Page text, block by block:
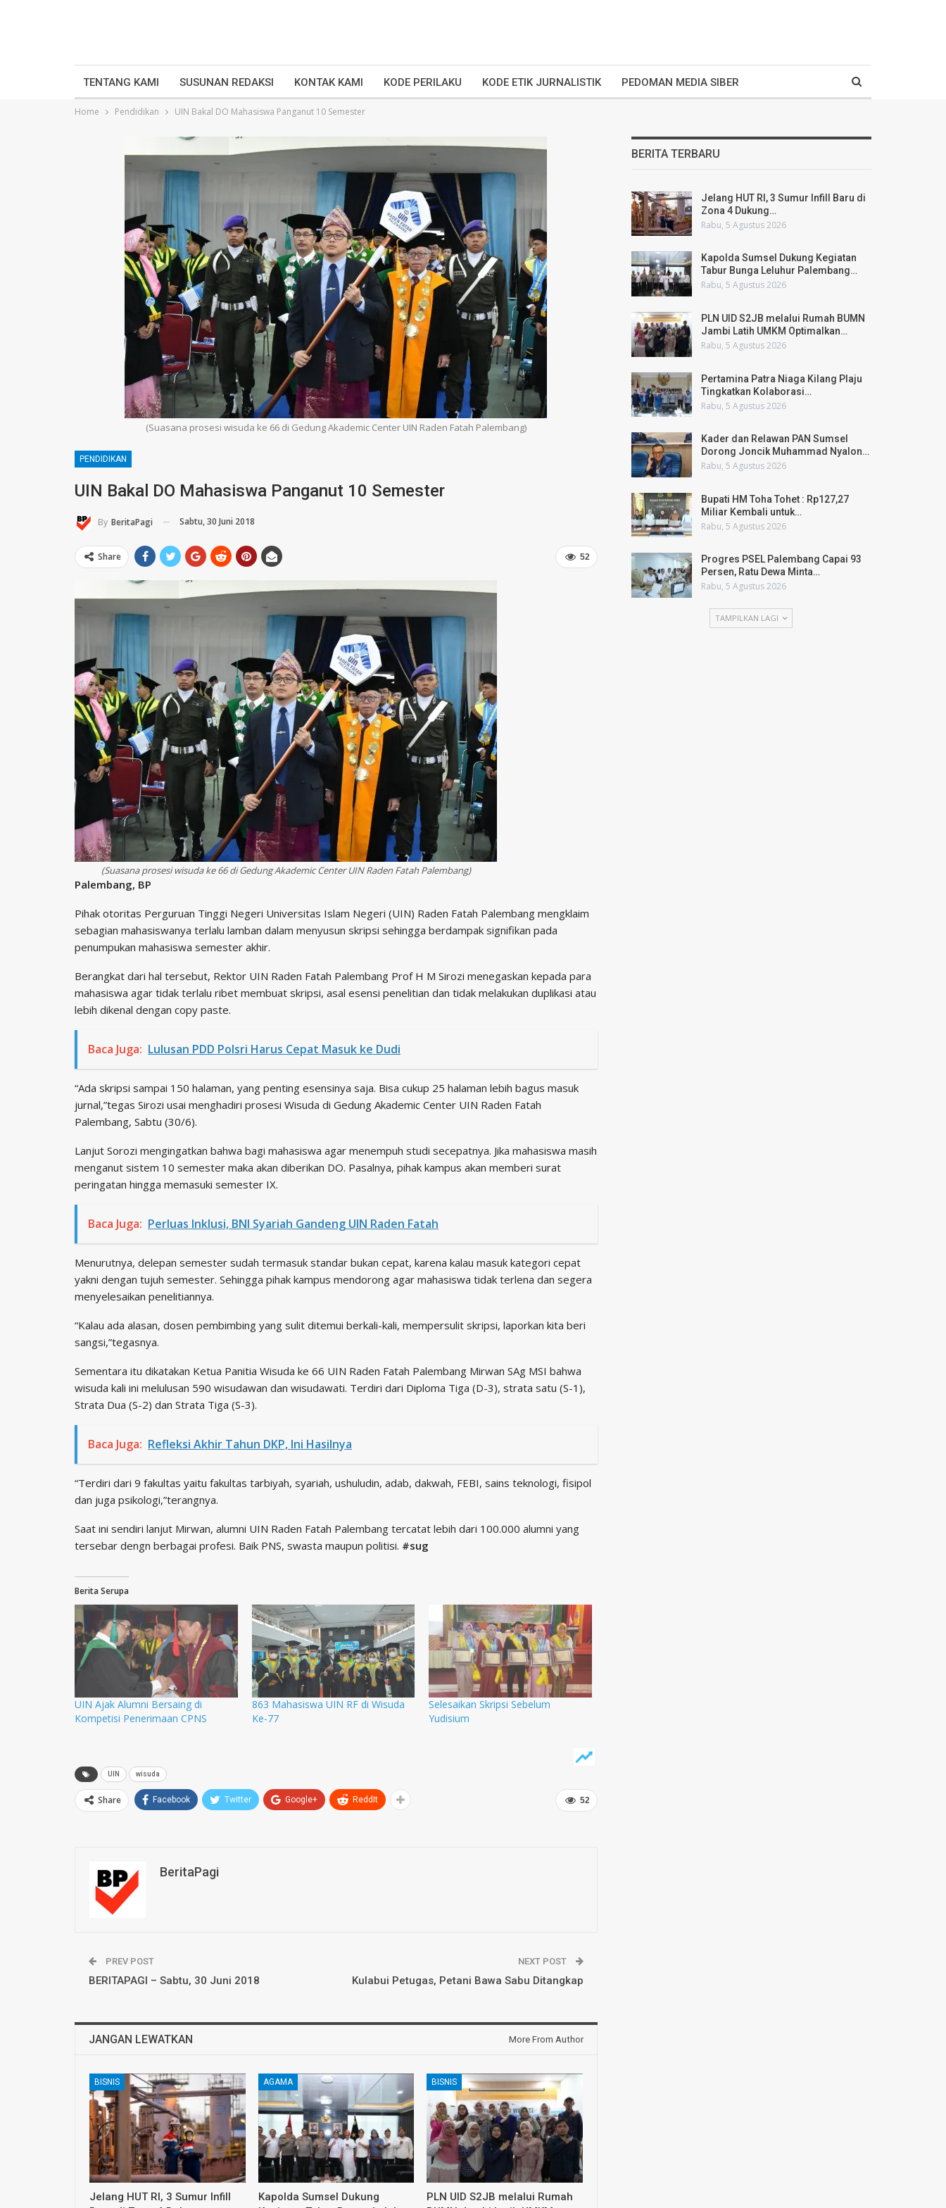
TENTANG KAMI SUSUNAN REDAKSI KONTAK KAMI KODE PERILAKU KODE ETIK JURNALISTIK PEDOMAN MEDIA SIBER
Home Pendidikan UIN Bakal DO Mahasiswa Panganut 10 Semester
(Suasana prosesi wisuda ke 66 di Gedung Akademic Center UIN Raden Fatah Palembang)
PENDIDIKAN
UIN Bakal DO Mahasiswa Panganut 10 Semester
By BeritaPagi Sabtu, 30 Juni 2018
52
Share
(Suasana prosesi wisuda ke 66 di Gedung Akademic Center UIN Raden Fatah Palembang)
Palembang, BP
Pihak otoritas Perguruan Tinggi Negeri Universitas Islam Negeri (UIN) Raden Fatah Palembang mengklaim
sebagian mahasiswanya terlalu lamban dalam menyusun skripsi sehingga berdampak signifikan pada
penumpukan mahasiswa semester akhir.
Berangkat dari hal tersebut, Rektor UIN Raden Fatah Palembang Prof H M Sirozi menegaskan kepada para
mahasiswa agar tidak terlalu ribet membuat skripsi, asal esensi penelitian dan tidak melakukan duplikasi atau
lebih dikenal dengan copy paste.
Baca Juga: Lulusan PDD Polsri Harus Cepat Masuk ke Dudi
“Ada skripsi sampai 150 halaman, yang penting esensinya saja. Bisa cukup 25 halaman lebih bagus masuk
jurnal,”tegas Sirozi usai menghadiri prosesi Wisuda di Gedung Akademic Center UIN Raden Fatah
Palembang, Sabtu (30/6).
Lanjut Sorozi mengingatkan bahwa bagi mahasiswa agar menempuh studi secepatnya. Jika mahasiswa masih
menganut sistem 10 semester maka akan diberikan DO. Pasalnya, pihak kampus akan memberi surat
peringatan hingga memasuki semester IX.
Baca Juga: Perluas Inklusi, BNI Syariah Gandeng UIN Raden Fatah
Menurutnya, delepan semester sudah termasuk standar bukan cepat, karena kalau masuk kategori cepat
yakni dengan tujuh semester. Sehingga pihak kampus mendorong agar mahasiswa tidak terlena dan segera
menyelesaikan penelitiannya.
“Kalau ada alasan, dosen pembimbing yang sulit ditemui berkali-kali, mempersulit skripsi, laporkan kita beri
sangsi,”tegasnya.
Sementara itu dikatakan Ketua Panitia Wisuda ke 66 UIN Raden Fatah Palembang Mirwan SAg MSI bahwa
wisuda kali ini melulusan 590 wisudawan dan wisudawati. Terdiri dari Diploma Tiga (D-3), strata satu (S-1),
Strata Dua (S-2) dan Strata Tiga (S-3).
Baca Juga: Refleksi Akhir Tahun DKP, Ini Hasilnya
“Terdiri dari 9 fakultas yaitu fakultas tarbiyah, syariah, ushuludin, adab, dakwah, FEBI, sains teknologi, fisipol
dan juga psikologi,”terangnya.
Saat ini sendiri lanjut Mirwan, alumni UIN Raden Fatah Palembang tercatat lebih dari 100.000 alumni yang
tersebar dengn berbagai profesi. Baik PNS, swasta maupun politisi. #sug
Berita Serupa
UIN Ajak Alumni Bersaing di
Kompetisi Penerimaan CPNS
863 Mahasiswa UIN RF di Wisuda
Ke-77
Selesaikan Skripsi Sebelum
Yudisium
UIN wisuda
52
Share Facebook Twitter Google+ ReddIt
BeritaPagi
PREV POST
BERITAPAGI – Sabtu, 30 Juni 2018
NEXT POST
Kulabui Petugas, Petani Bawa Sabu Ditangkap
JANGAN LEWATKAN More From Author
BISNIS
Jelang HUT RI, 3 Sumur Infill
AGAMA
Kapolda Sumsel Dukung
BISNIS
PLN UID S2JB melalui Rumah
BERITA TERBARU
Jelang HUT RI, 3 Sumur Infill Baru di
Zona 4 Dukung…
Rabu, 5 Agustus 2026
Kapolda Sumsel Dukung Kegiatan
Tabur Bunga Leluhur Palembang…
Rabu, 5 Agustus 2026
PLN UID S2JB melalui Rumah BUMN
Jambi Latih UMKM Optimalkan…
Rabu, 5 Agustus 2026
Pertamina Patra Niaga Kilang Plaju
Tingkatkan Kolaborasi…
Rabu, 5 Agustus 2026
Kader dan Relawan PAN Sumsel
Dorong Joncik Muhammad Nyalon…
Rabu, 5 Agustus 2026
Bupati HM Toha Tohet : Rp127,27
Miliar Kembali untuk…
Rabu, 5 Agustus 2026
Progres PSEL Palembang Capai 93
Persen, Ratu Dewa Minta…
Rabu, 5 Agustus 2026
TAMPILKAN LAGI